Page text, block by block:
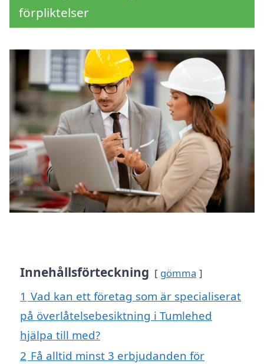
förpliktelser
Innehållsförteckning gömma
1 Vad kan ett företag som är specialiserat
på överlåtelsebesiktning i Tumlehed
hjälpa till med?
2 Få alltid minst 3 erbjudanden för